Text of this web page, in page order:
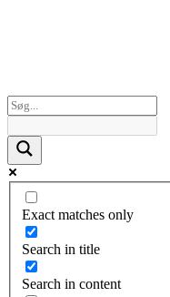
Exact matches only
Search in title
Search in content